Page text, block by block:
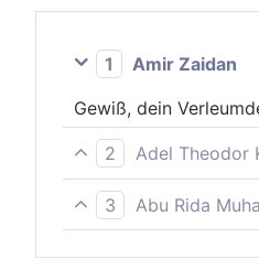
1
Amir Zaidan
Gewiß, dein
2
Adel Theodor
Der dich haßt, der
3
Abu Rida